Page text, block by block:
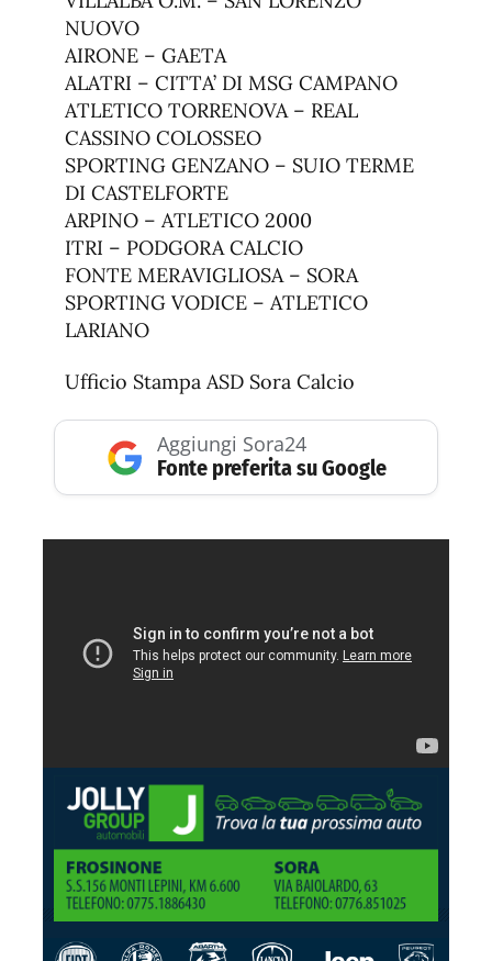
NUOVO
AIRONE – GAETA
ALATRI – CITTA’ DI MSG CAMPANO
ATLETICO TORRENOVA – REAL
CASSINO COLOSSEO
SPORTING GENZANO – SUIO TERME
DI CASTELFORTE
ARPINO – ATLETICO 2000
ITRI – PODGORA CALCIO
FONTE MERAVIGLIOSA – SORA
SPORTING VODICE – ATLETICO
LARIANO
Ufficio Stampa ASD Sora Calcio
Aggiungi Sora24
Fonte preferita su Google